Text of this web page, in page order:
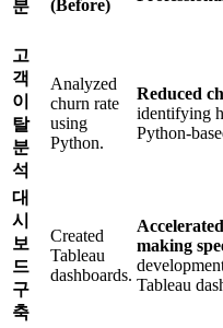
분
(Before)
고
객
이
탈
분
석
Analyzed
churn rate
using
Python.
Reduced
identifying
Python-
대
시
보
드
구
축
Created
Tableau
dashboards.
making
Tableau